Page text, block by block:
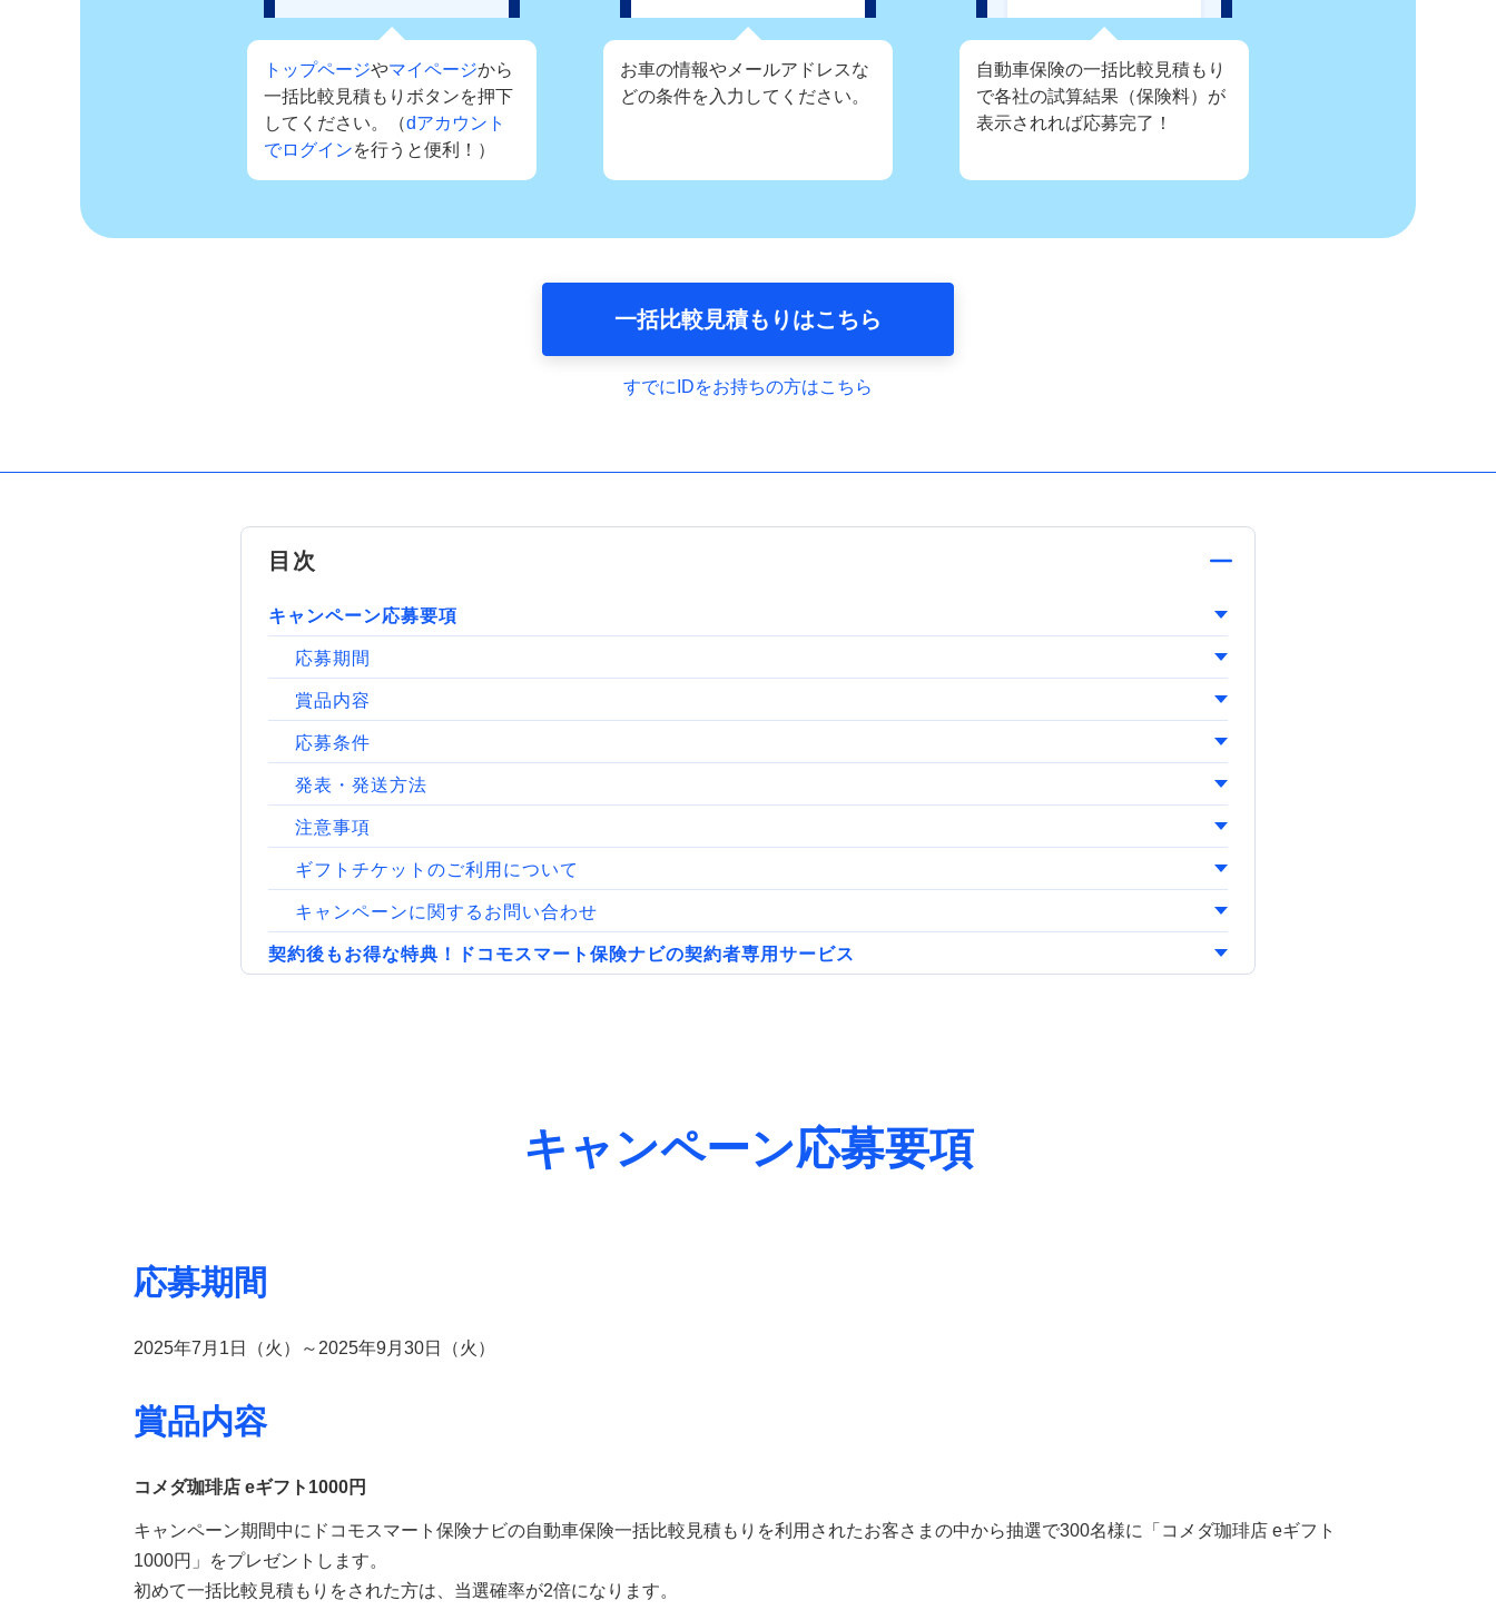
トップページやマイページから
一括比較見積もりボタンを押下
してください。（dアカウント
でログインを行うと便利！）
お車の情報やメールアドレスな
どの条件を入力してください。
自動車保険の一括比較見積もり
で各社の試算結果（保険料）が
表示されれば応募完了！
一括比較見積もりはこちら
すでにIDをお持ちの方はこちら
目次
キャンペーン応募要項
応募期間
賞品内容
応募条件
発表・発送方法
注意事項
ギフトチケットのご利用について
キャンペーンに関するお問い合わせ
契約後もお得な特典！ドコモスマート保険ナビの契約者専用サービス
キャンペーン応募要項
応募期間
2025年7月1日（火）～2025年9月30日（火）
賞品内容
コメダ珈琲店 eギフト1000円
キャンペーン期間中にドコモスマート保険ナビの自動車保険一括比較見積もりを利用されたお客さまの中から抽選で300名様に「コメダ珈琲店 eギフト
1000円」をプレゼントします。
初めて一括比較見積もりをされた方は、当選確率が2倍になります。